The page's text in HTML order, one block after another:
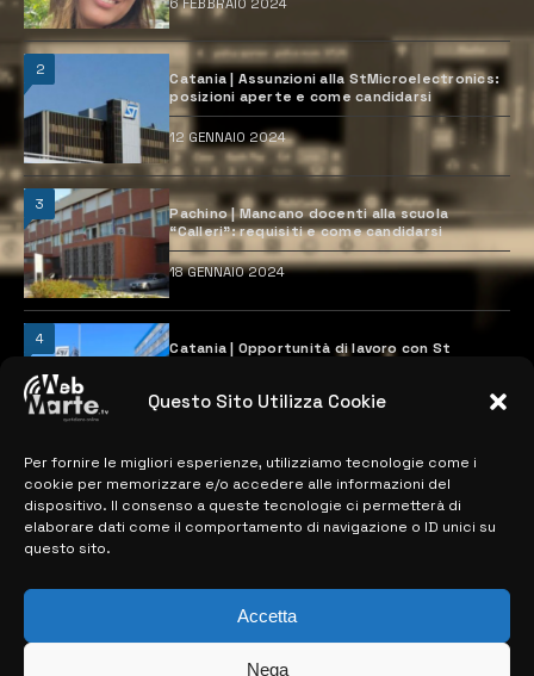
Questo Sito Utilizza Cookie
Per fornire le migliori esperienze, utilizziamo tecnologie come i
cookie per memorizzare e/o accedere alle informazioni del
dispositivo. Il consenso a queste tecnologie ci permetterà di
elaborare dati come il comportamento di navigazione o ID unici su
questo sito.
Accetta
Nega
2
Catania | Assunzioni alla StMicroelectronics:
posizioni aperte e come candidarsi
12 GENNAIO 2024
3
Pachino | Mancano docenti alla scuola
“Calleri”: requisiti e come candidarsi
18 GENNAIO 2024
4
Catania | Opportunità di lavoro con St
28 MARZO 2024
MAPPA DEL SITO
> NOTIZIE
> CONTATTI